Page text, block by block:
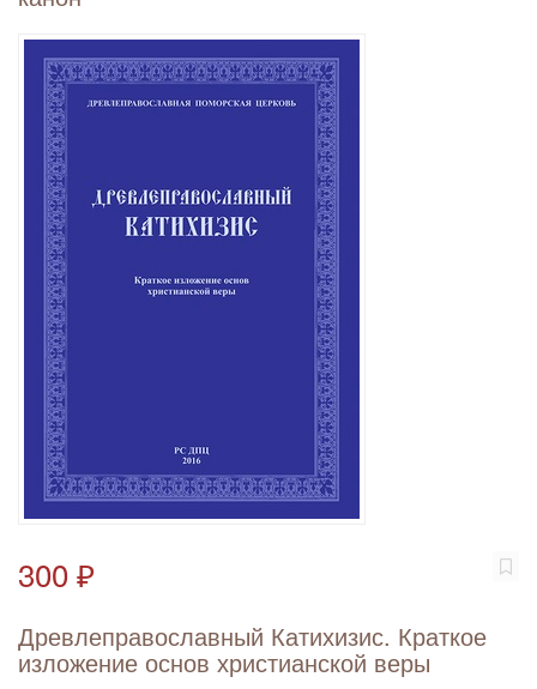
300 ₽
Древлеправославный Катихизис. Краткое
изложение основ христианской веры